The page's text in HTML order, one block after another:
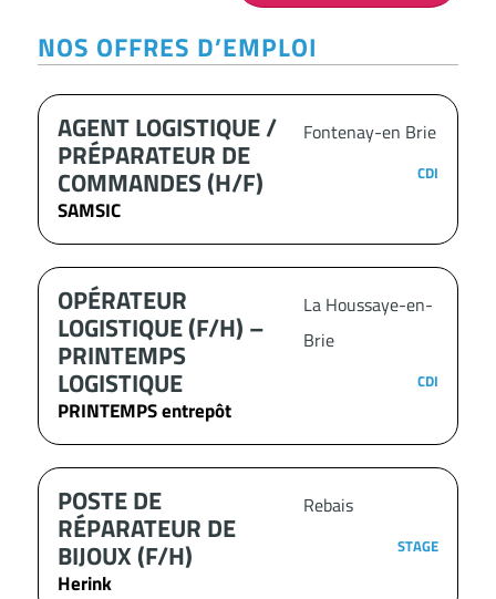
NOS OFFRES D’EMPLOI
AGENT LOGISTIQUE /
PRÉPARATEUR DE
COMMANDES (H/F)
SAMSIC
Fontenay-en Brie
CDI
OPÉRATEUR
LOGISTIQUE (F/H) –
PRINTEMPS
LOGISTIQUE
PRINTEMPS entrepôt
La Houssaye-en-
Brie
CDI
POSTE DE
RÉPARATEUR DE
BIJOUX (F/H)
Herink
Rebais
STAGE